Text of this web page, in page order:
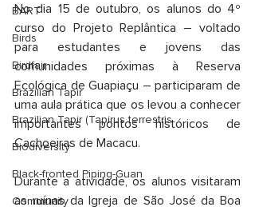
BART
Birds
Birdfair
Brazilian Tapir
Brazilian Tapir (Tapirus terrestris
Biodiversity
Black-fronted Piping-Guan
Community
No dia 15 de outubro, os alunos do 4º
curso do Projeto Replântica – voltado
para estudantes e jovens das
comunidades próximas à Reserva
Ecológica de Guapiaçu – participaram de
uma aula prática que os levou a conhecer
importantes pontos históricos de
Cachoeiras de Macacu.
Durante a atividade, os alunos visitaram
as ruínas da Igreja de São José da Boa